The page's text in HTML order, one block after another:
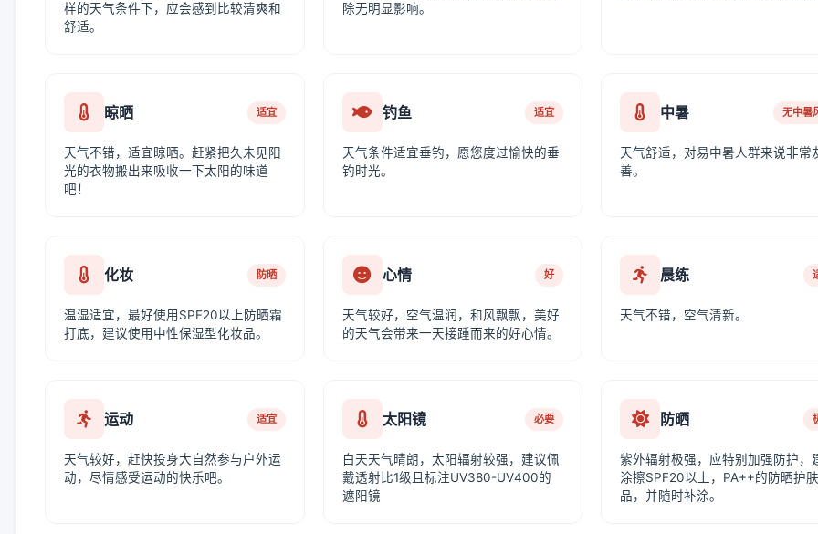
样的天气条件下，应会感到比较清爽和
舒适。
除无明显影响。
晾晒 适宜
天气不错，适宜晾晒。赶紧把久未见阳
光的衣物搬出来吸收一下太阳的味道
吧！
钓鱼 适宜
天气条件适宜垂钓，愿您度过愉快的垂
钓时光。
中暑 无中暑
天气舒适，对易中暑人群来说非常
善。
化妆 防晒
温湿适宜，最好使用SPF20以上防晒霜
打底，建议使用中性保湿型化妆品。
心情 好
天气较好，空气温润，和风飘飘，美好
的天气会带来一天接踵而来的好心情。
晨练
天气不错，空气清新。
运动 适宜
天气较好，赶快投身大自然参与户外运
动，尽情感受运动的快乐吧。
太阳镜 必要
白天天气晴朗，太阳辐射较强，建议佩
戴透射比1级且标注UV380-UV400的
遮阳镜
防晒
紫外辐射极强，应特别加强防护，
涂擦SPF20以上，PA++的防晒护
品，并随时补涂。